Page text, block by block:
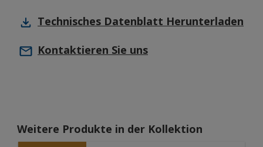
Technisches Datenblatt Herunterladen
Kontaktieren Sie uns
Weitere Produkte in der Kollektion